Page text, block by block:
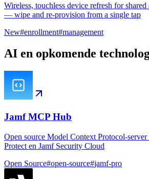
Wireless, touchless device refresh for
— wipe and re-provision from a single tap
New#enrollment#management
AI en opkomende
Jamf MCP Hub
Open source Model Context Protocol-
Protect en Jamf Security Cloud
Open Source#open-source#jamf-pro